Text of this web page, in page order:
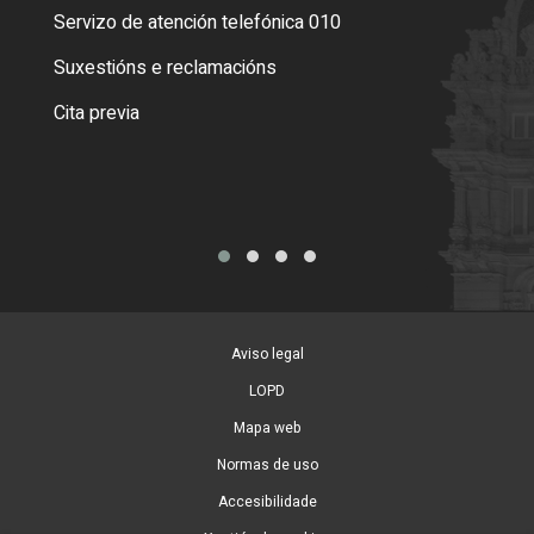
Servizo de atención telefónica 010
Suxestións e reclamacións
Cita previa
Aviso legal
LOPD
Mapa web
Normas de uso
Accesibilidade